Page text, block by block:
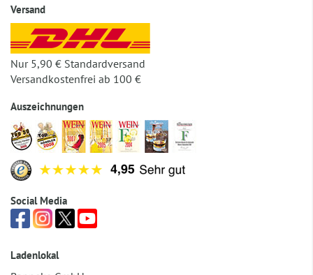
Versand
Nur 5,90 € Standardversand
Versandkostenfrei ab 100 €
Auszeichnungen
Social Media
Ladenlokal